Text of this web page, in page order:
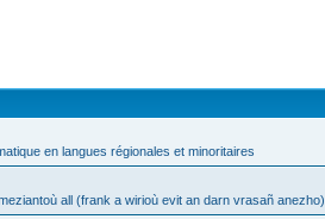
en langues régionales et minoritaires
all (frank a wirioù evit an darn vrasañ anezho)